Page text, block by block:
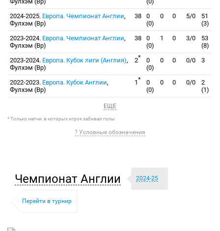
2024-2025. Европа. Чемпионат Англии,
Фулхэм (Вр)
38
0
(0)
0 0 5/0
51
(3)
2023-2024. Европа. Чемпионат Англии,
Фулхэм (Вр)
38
0
(0)
1 0 3/0
53
(8)
2023-2024. Европа. Кубок лиги (Англия),
Фулхэм (Вр)
2*
0
(0)
0 0 0/0 3
2022-2023. Европа. Кубок Англии,
Фулхэм (Вр)
1*
0
(0)
0 0 0/0
2
(1)
ЕЩЕ
* Только матчи, в которых игрок забивал голы
? Условные обозначения
Чемпионат Англии 2024-25
Перейти в турнир